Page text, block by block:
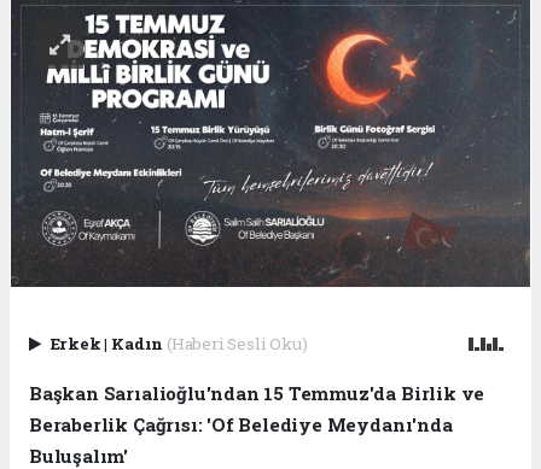
Erkek| Kadın (Haberi Sesli Oku)
Başkan Sarıalioğlu'ndan 15 Temmuz'da Birlik ve
Beraberlik Çağrısı: 'Of Belediye Meydanı'nda
Buluşalım'